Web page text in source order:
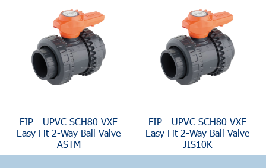
FIP - UPVC SCH80 VXE
Easy Fit 2-Way Ball Valve
ASTM
FIP - UPVC SCH80 VXE
Easy Fit 2-Way Ball Valve
JIS10K